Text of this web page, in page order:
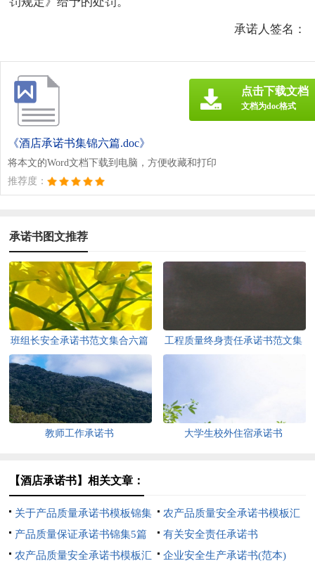
承诺人签名：
《酒店承诺书集锦六篇.doc》
将本文的Word文档下载到电脑，方便收藏和打印
推荐度：
点击下载文档
文档为doc格式
承诺书图文推荐
班组长安全承诺书范文集合六篇
工程质量终身责任承诺书范文集
教师工作承诺书 大学生校外住宿承诺书
【酒店承诺书】相关文章：
关于产品质量承诺书模板锦集
5篇
农产品质量安全承诺书模板汇
总六篇
产品质量保证承诺书锦集5篇
有关安全责任承诺书
农产品质量安全承诺书模板汇
企业安全生产承诺书(范本)